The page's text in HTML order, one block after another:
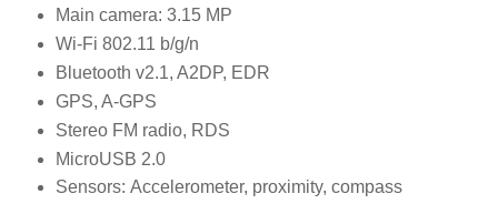
Main camera: 3.15 MP
Wi-Fi 802.11 b/g/n
Bluetooth v2.1, A2DP, EDR
GPS, A-GPS
Stereo FM radio, RDS
MicroUSB 2.0
Sensors: Accelerometer, proximity, compass